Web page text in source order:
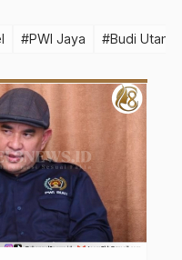
#PWI Jaya #Budi Utama